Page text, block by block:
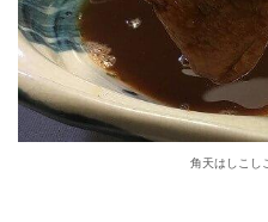
角天はしこし